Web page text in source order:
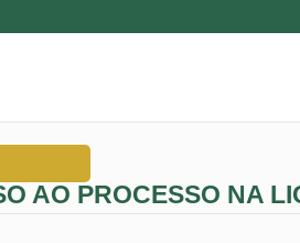
AO PROCESSO NA